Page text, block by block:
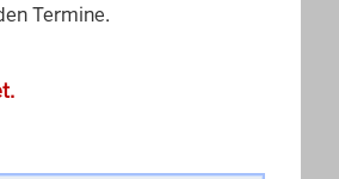
Termine.